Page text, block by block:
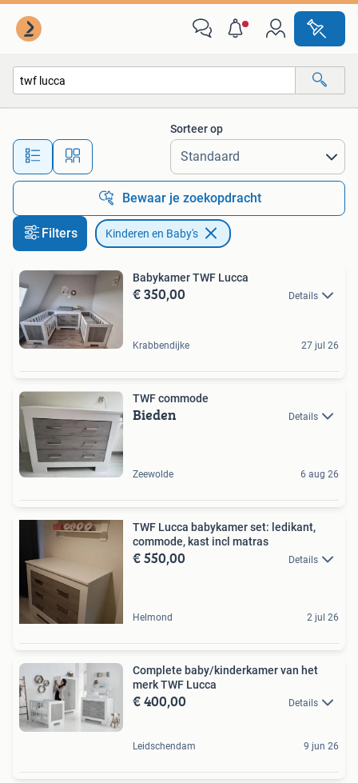
Alle afstanden…
Sorteer op
Bewaar je zoekopdracht
Filters Kinderen en Baby's
Babykamer TWF Lucca
€ 350,00 Details
Krabbendijke 27 jul 26
TWF commode
Bieden Details
Zeewolde 6 aug 26
TWF Lucca babykamer set: ledikant,
commode, kast incl matras
€ 550,00 Details
Helmond 2 jul 26
Complete baby/kinderkamer van het
merk TWF Lucca
€ 400,00 Details
Leidschendam 9 jun 26